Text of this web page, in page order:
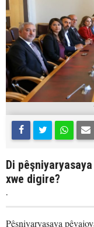
Di
xwe digire?
.
Pêşniyaryasaya